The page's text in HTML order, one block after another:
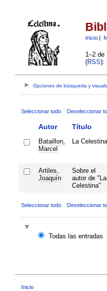
Inicio|
1–2 de
(RSS):
Opciones de búsqueda y
Seleccionar todo Deseleccionar
Autor Título
Bataillon,
Marcel
La Celestina
Artiles,
Joaquín
Sobre el
autor de "La
Celestina"
Seleccionar todo Deseleccionar
Todas las entradas
Inicio